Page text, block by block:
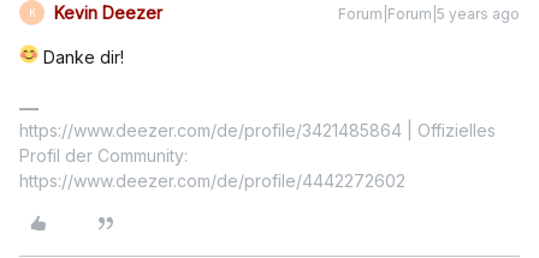
K Kevin Deezer Forum|Forum|5 years ago
Danke dir!
https://www.deezer.com/de/profile/3421485864 | Offizielles
Profil der Community:
https://www.deezer.com/de/profile/4442272602